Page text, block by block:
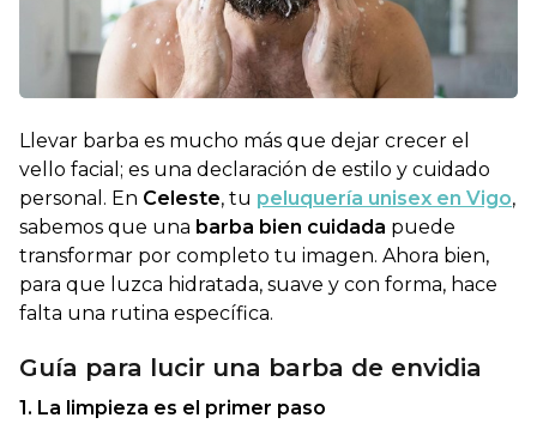
Llevar barba es mucho más que dejar crecer el
vello facial; es una declaración de estilo y cuidado
personal. En Celeste, tu peluquería unisex en Vigo,
sabemos que una barba bien cuidada puede
transformar por completo tu imagen. Ahora bien,
para que luzca hidratada, suave y con forma, hace
falta una rutina específica.
Guía para lucir una barba de envidia
1. La limpieza es el primer paso